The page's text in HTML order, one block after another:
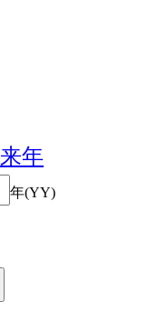
来年
年(YY)